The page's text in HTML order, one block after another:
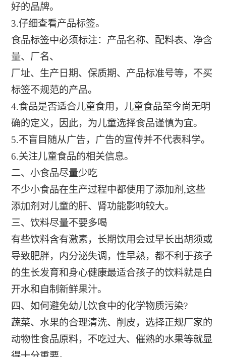
好的品牌。
3.仔细查看产品标签。
食品标签中必须标注：产品名称、配料表、净含
量、厂名、
厂址、生产日期、保质期、产品标准号等，不买
标签不规范的产品。
4.食品是否适合儿童食用，儿童食品至今尚无明
确的定义，因此，为儿童选择食品谨慎为宜。
5.不盲目随从广告，广告的宣传并不代表科学。
6.关注儿童食品的相关信息。
二、小食品尽量少吃
不少小食品在生产过程中都使用了添加剂,这些
添加剂对儿童的肝、肾功能影响较大。
三、饮料尽量不要多喝
有些饮料含有激素，长期饮用会过早长出胡须或
导致肥胖，内分泌失调，性早熟，都不利于孩子
的生长发育和身心健康最适合孩子的饮料就是白
开水和自制新鲜果汁。
四、如何避免幼儿饮食中的化学物质污染?
蔬菜、水果的合理清洗、削皮，选择正规厂家的
动物性食品原料，不吃过大、催熟的水果等就显